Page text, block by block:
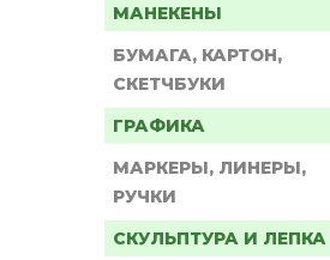
МАНЕКЕНЫ
БУМАГА, КАРТОН,
СКЕТЧБУКИ
ГРАФИКА
МАРКЕРЫ, ЛИНЕРЫ,
РУЧКИ
СКУЛЬПТУРА И ЛЕПКА